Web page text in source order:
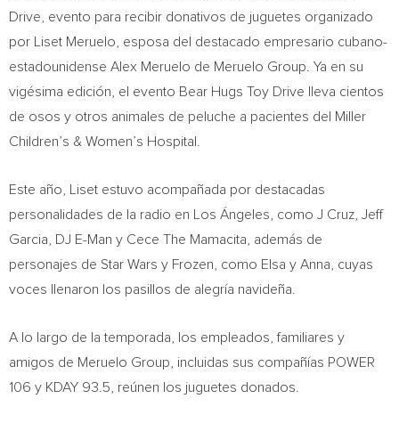
Drive, evento para recibir donativos de juguetes organizado
por
Liset Meruelo , esposa del destacado empresario cubano-
estadounidense Alex Meruelo de Meruelo Group. Ya en su
vigésima edición, el evento Bear Hugs Toy Drive lleva cientos
de osos y otros animales de peluche a pacientes del Miller
Children’s & Women’s Hospital.
Este año, Liset estuvo acompañada por destacadas
personalidades de la radio en Los Ángeles, como J Cruz, Jeff
Garcia , DJ E-Man y Cece The Mamacita, además de
personajes de Star Wars y Frozen, como Elsa y Anna, cuyas
voces llenaron los pasillos de alegría navideña.
A lo largo de la temporada, los empleados, familiares y
amigos de Meruelo Group, incluidas sus compañías POWER
106 y KDAY 93.5, reúnen los juguetes donados.